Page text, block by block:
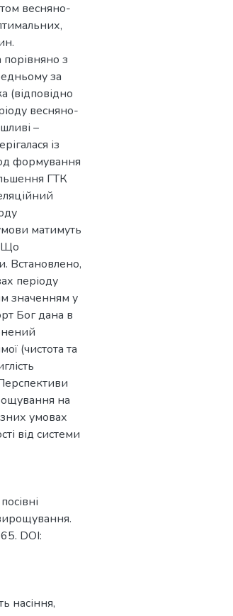
весняно-
з
за
(відповідно
весняно-
–
із
формування
ГТК
матимуть
Що
Встановлено,
періоду
значенням у
Бог дана в
(чистота та
на
умовах
від системи
DOI:
насіння,